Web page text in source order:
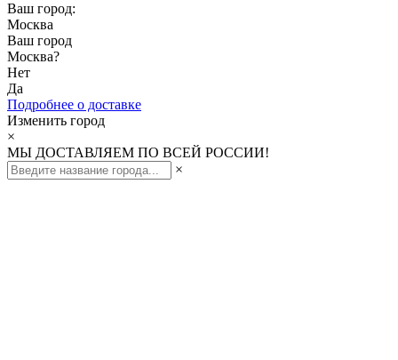
Ваш город:
Москва
Ваш город
Москва?
Нет
Да
Подробнее о доставке
Изменить город
×
МЫ ДОСТАВЛЯЕМ ПО ВСЕЙ РОССИИ!
×